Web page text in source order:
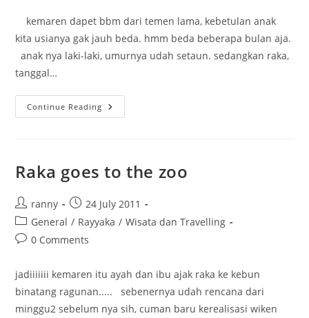
kemaren dapet bbm dari temen lama, kebetulan anak
kita usianya gak jauh beda. hmm beda beberapa bulan aja.
anak nya laki-laki, umurnya udah setaun. sedangkan raka,
tanggal…
Continue Reading Im
Trying….
Raka goes to the zoo
Post
author:
ranny
Post
published:
24 July 2011
Post
category:
General / Rayyaka / Wisata dan Travelling
Post0 Comments
jadiiiiiii kemaren itu ayah dan ibu ajak raka ke kebun
binatang ragunan..... sebenernya udah rencana dari
minggu2 sebelum nya sih, cuman baru kerealisasi wiken